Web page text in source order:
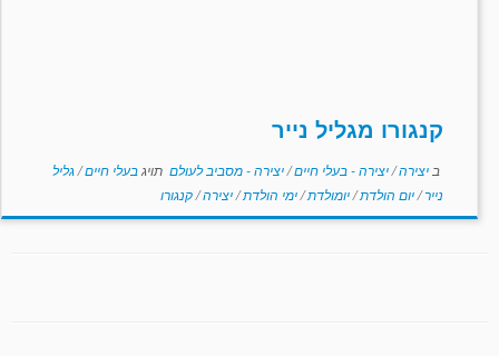
קנגורו מגליל נייר
ב יצירה/יצירה - בעלי חיים/יצירה - מסביב לעולם תויגבעלי חיים/גליל
נייר/יום הולדת/יומולדת/ימי הולדת/יצירה/קנגורו